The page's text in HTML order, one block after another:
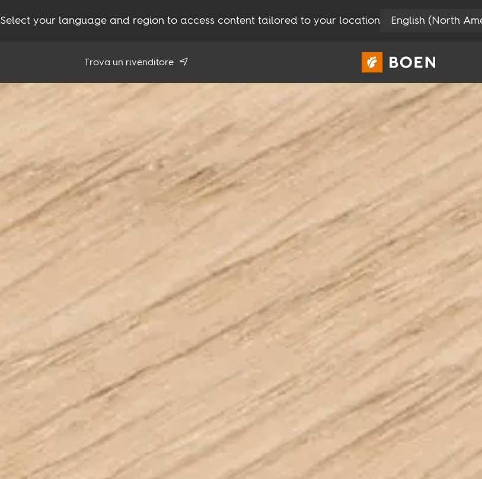
Select your language and region to access content tailored to your location English (North
Trova un rivenditore
Usa la mia posizione
Tutti i rivenditori
Professionisti
Prodotti
Ispirazione
Seguici:
FacebookInstagram
PinterestLinkedin